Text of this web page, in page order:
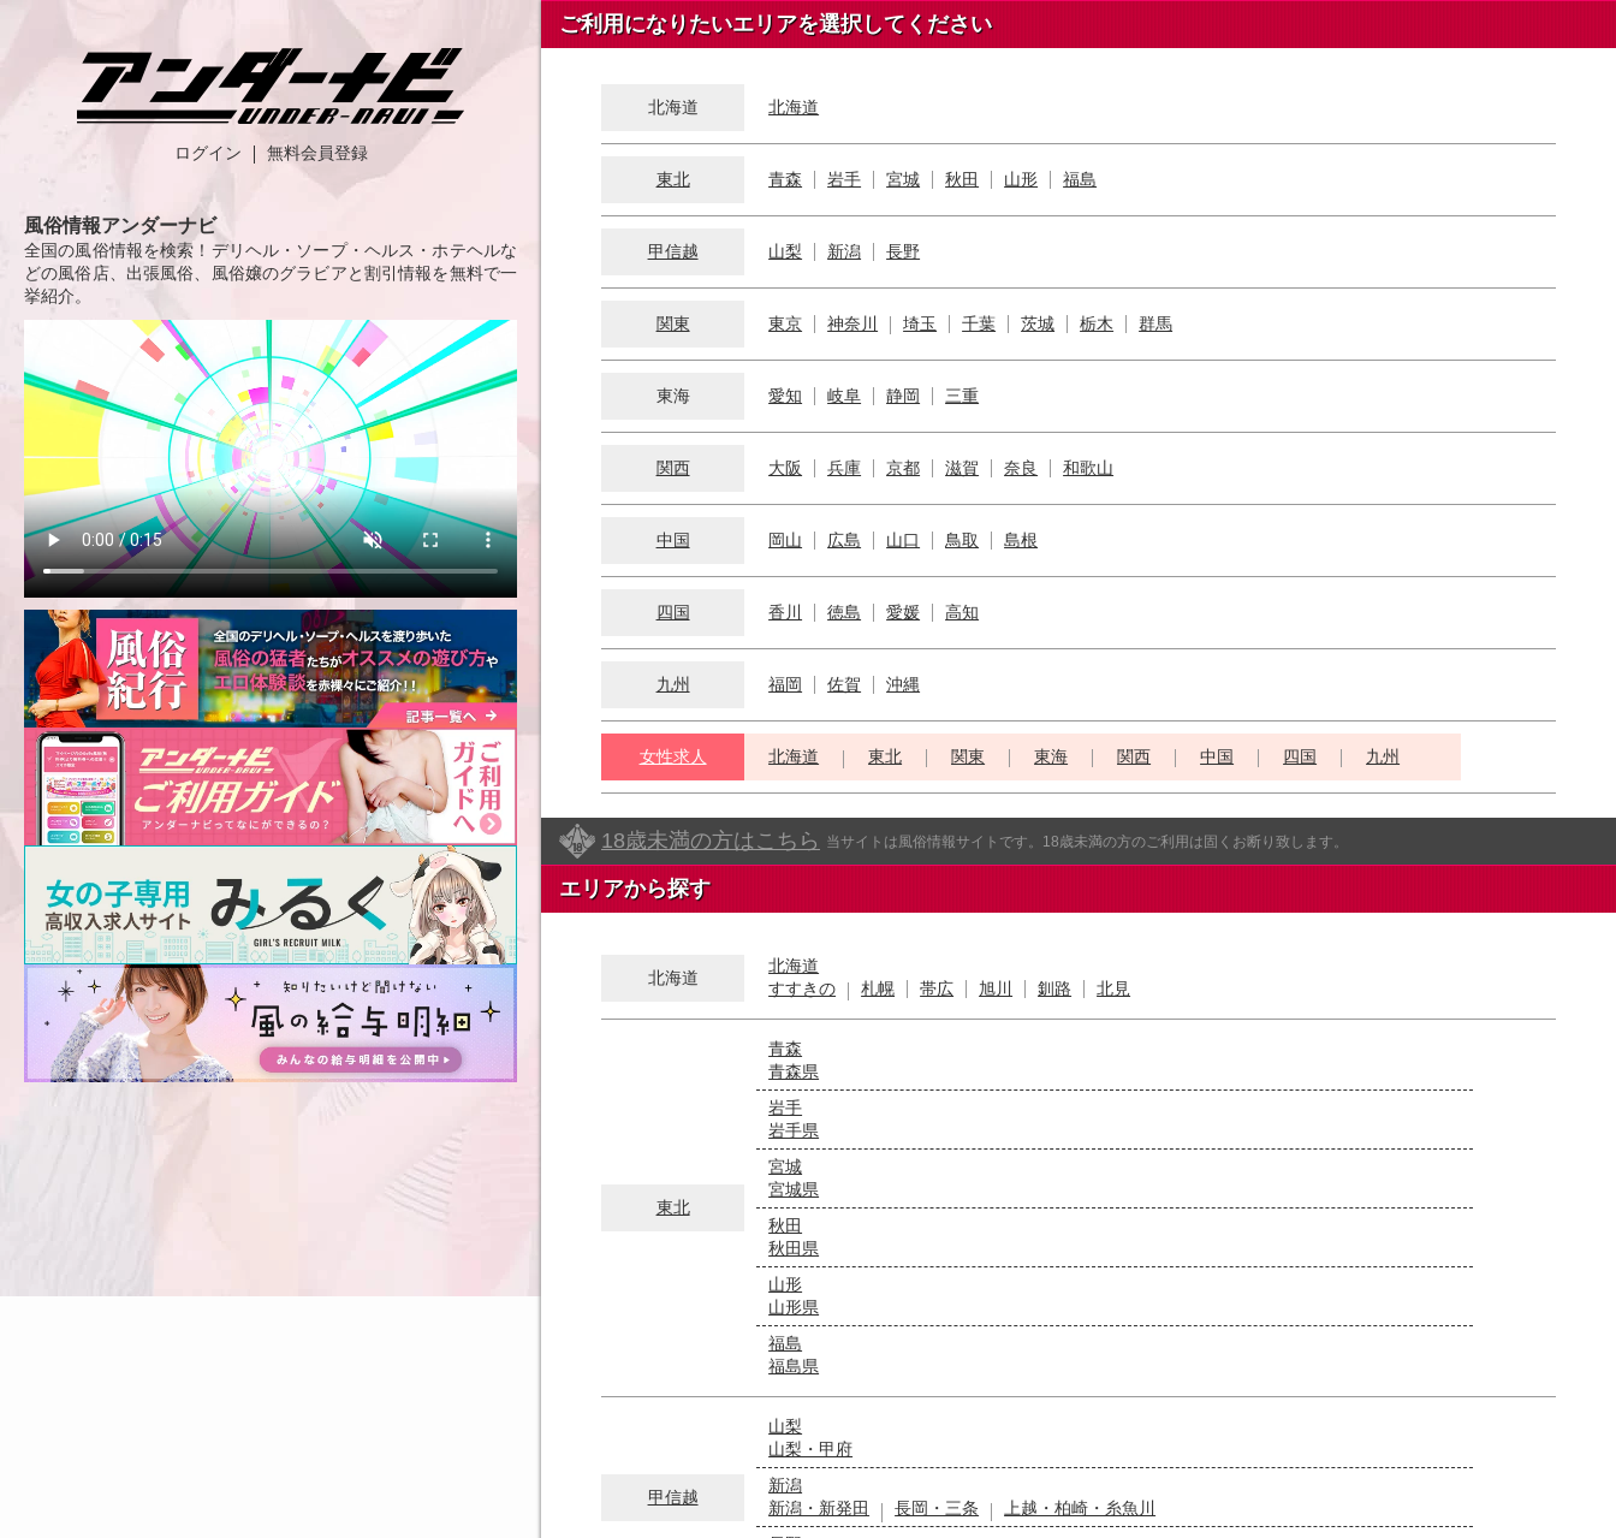
ログイン 無料会員登録
風俗情報アンダーナビ
全国の風俗情報を検索！デリヘル・ソープ・ヘルス・ホテヘルな
どの風俗店、出張風俗、風俗嬢のグラビアと割引情報を無料で一
挙紹介。
ご利用になりたいエリアを選択してください
北海道 北海道
東北 青森 岩手 宮城 秋田 山形 福島
甲信越 山梨 新潟 長野
関東 東京 神奈川 埼玉 千葉 茨城 栃木 群馬
東海 愛知 岐阜 静岡 三重
関西 大阪 兵庫 京都 滋賀 奈良 和歌山
中国 岡山 広島 山口 鳥取 島根
四国 香川 徳島 愛媛 高知
九州 福岡 佐賀 沖縄
女性求人 北海道 東北 関東 東海 関西 中国 四国 九州
18歳未満の方はこちら 当サイトは風俗情報サイトです。18歳未満の方のご利用は固くお断り致します。
エリアから探す
北海道
北海道
すすきの
札幌 帯広 旭川 釧路 北見
東北
青森
青森県
岩手
岩手県
宮城
宮城県
秋田
秋田県
山形
山形県
福島
福島県
甲信越
山梨
山梨・甲府
新潟
新潟・新発田
長岡・三条
上越・柏崎・糸魚川